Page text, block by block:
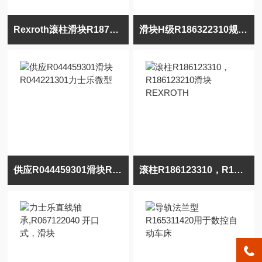
Rexroth滚柱滑块R187262360-宽幅型65/100 滑块H级R186322310规格100孔距200*230
供应R044459301滑块R044221301力士乐微型 滚柱R186123310，R186123210滑块REXROTH